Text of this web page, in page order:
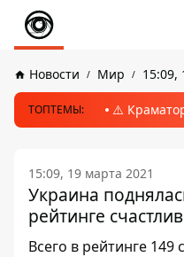
Новости Мир 15:09,
ТОПТЕМЫ: ⚠️
15:09, 19 марта 2021
Украина
рейтинге
Всего в рейтинге 149